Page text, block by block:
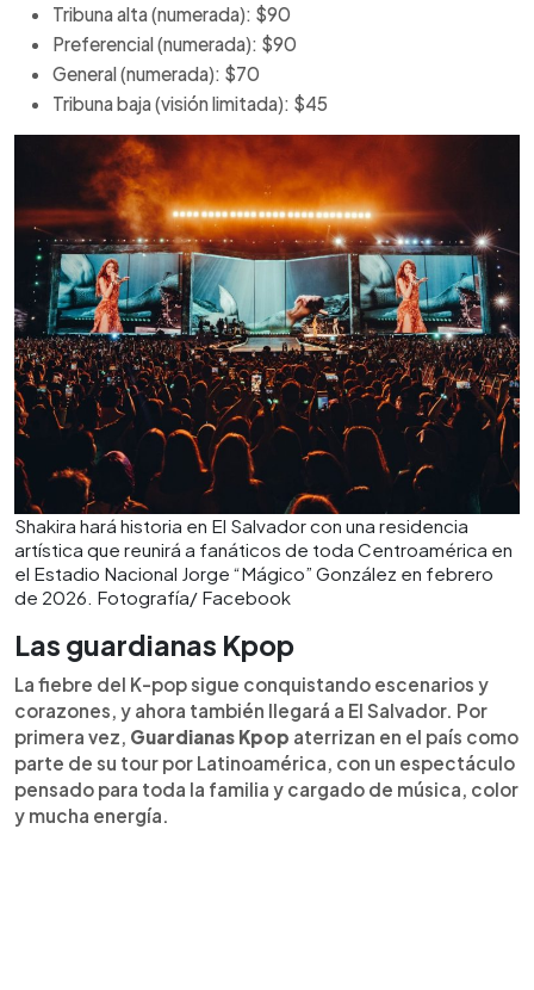
Tribuna alta (numerada): $90
Preferencial (numerada): $90
General (numerada): $70
Tribuna baja (visión limitada): $45
Shakira hará historia en El Salvador con una residencia
artística que reunirá a fanáticos de toda Centroamérica en
el Estadio Nacional Jorge “Mágico” González en febrero
de 2026. Fotografía/ Facebook
Las guardianas Kpop
La fiebre del K-pop sigue conquistando escenarios y
corazones, y ahora también llegará a El Salvador. Por
primera vez, Guardianas Kpop aterrizan en el país como
parte de su tour por Latinoamérica, con un espectáculo
pensado para toda la familia y cargado de música, color
y mucha energía.